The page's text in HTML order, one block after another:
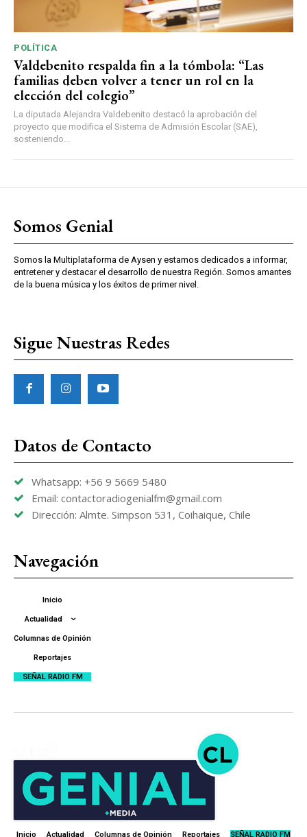
POLÍTICA
Valdebenito respalda fin a la tómbola: “Las
familias deben volver a tener un rol en la
elección del colegio”
La diputada Alejandra Valdebenito destacó la aprobación del
proyecto que modifica el Sistema de Admisión Escolar (SAE),
sosteniendo...
Somos Genial
Somos la Multiplataforma de Aysen y estamos dedicados a informar,
entretener y destacar el desarrollo de nuestra Región. Somos amantes
de la buena música y los éxitos de primer nivel.
Sigue Nuestras Redes
Datos de Contacto
Whatsapp: +56 9 5669 5480
Email: contactoradiogenialfm@gmail.com
Dirección: Almte. Simpson 531, Coihaique, Chile
Navegación
Inicio
Actualidad
Columnas de Opinión
Reportajes
SEÑAL RADIO FM
Inicio Actualidad Columnas de Opinión Reportajes SEÑAL RADIO FM